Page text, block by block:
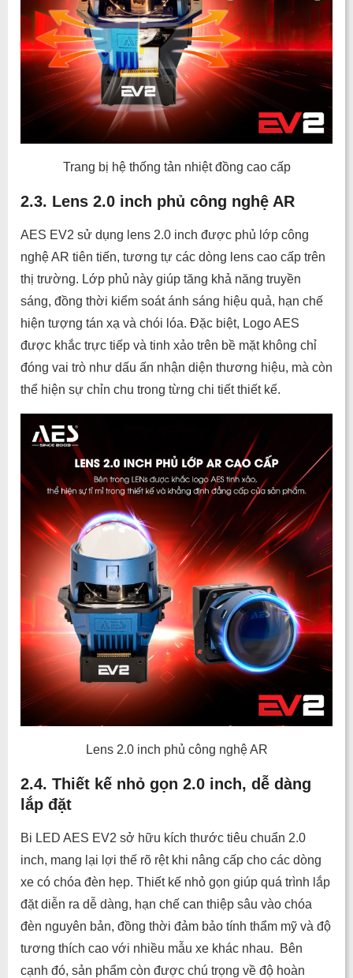
Trang bị hệ thống tản nhiệt đồng cao cấp
2.3. Lens 2.0 inch phủ công nghệ AR
AES EV2 sử dụng lens 2.0 inch được phủ lớp công
nghệ AR tiên tiến, tương tự các dòng lens cao cấp trên
thị trường. Lớp phủ này giúp tăng khả năng truyền
sáng, đồng thời kiểm soát ánh sáng hiệu quả, hạn chế
hiện tượng tán xạ và chói lóa. Đặc biệt, Logo AES
được khắc trực tiếp và tinh xảo trên bề mặt không chỉ
đóng vai trò như dấu ấn nhận diện thương hiệu, mà còn
thể hiện sự chỉn chu trong từng chi tiết thiết kế.
Lens 2.0 inch phủ công nghệ AR
2.4. Thiết kế nhỏ gọn 2.0 inch, dễ dàng
lắp đặt
Bi LED AES EV2 sở hữu kích thước tiêu chuẩn 2.0
inch, mang lại lợi thế rõ rệt khi nâng cấp cho các dòng
xe có chóa đèn hẹp. Thiết kế nhỏ gọn giúp quá trình lắp
đặt diễn ra dễ dàng, hạn chế can thiệp sâu vào chóa
đèn nguyên bản, đồng thời đảm bảo tính thẩm mỹ và độ
tương thích cao với nhiều mẫu xe khác nhau. Bên
cạnh đó, sản phẩm còn được chú trọng về độ hoàn